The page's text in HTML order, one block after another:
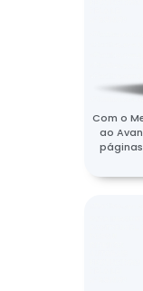
Com o
ao